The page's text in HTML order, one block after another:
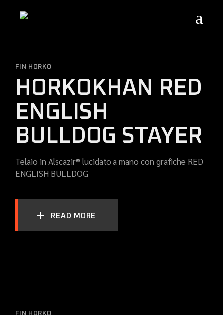
FIN HORKO
HORKOKHAN RED
ENGLISH
BULLDOG STAYER
Telaio in Alscazir® lucidato a mano con grafiche RED
ENGLISH BULLDOG
READ MORE
FIN HORKO